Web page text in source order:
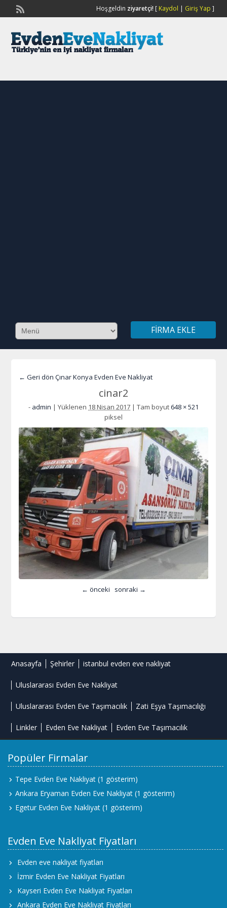
Hoşgeldin ziyaretçi![ Kaydol | Giriş Yap ]
FIRMA EKLE
← Geri dön Çınar Konya Evden Eve Nakliyat
cinar2
- admin | Yüklenen 18 Nisan 2017 | Tam boyut 648 × 521
piksel
← önceki sonraki →
Anasayfa Şehirler istanbul evden eve nakliyat
Uluslararası Evden Eve Nakliyat
Uluslararası Evden Eve Taşımacılık Zati Eşya Taşımacılığı
Linkler Evden Eve Nakliyat Evden Eve Taşımacılık
Popüler Firmalar
Tepe Evden Eve Nakliyat (1 gösterim)
Ankara Eryaman Evden Eve Nakliyat (1 gösterim)
Egetur Evden Eve Nakliyat (1 gösterim)
Evden Eve Nakliyat Fiyatları
Evden eve nakliyat fiyatları
İzmir Evden Eve Nakliyat Fiyatları
Kayseri Evden Eve Nakliyat Fiyatları
Ankara Evden Eve Nakliyat Fiyatları